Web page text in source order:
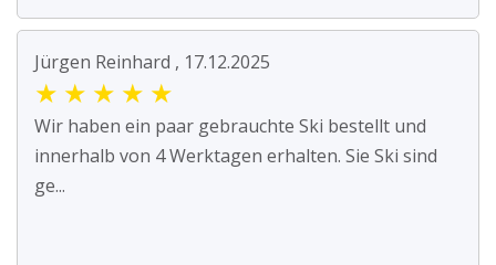
Jürgen Reinhard , 17.12.2025
★ ★ ★ ★ ★
Wir haben ein paar gebrauchte Ski bestellt und
innerhalb von 4 Werktagen erhalten. Sie Ski sind
ge...